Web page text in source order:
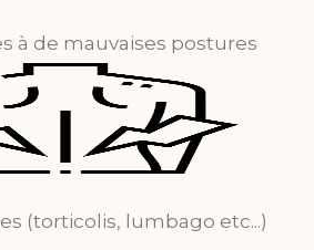
à de mauvaises postures
(torticolis, lumbago etc...)